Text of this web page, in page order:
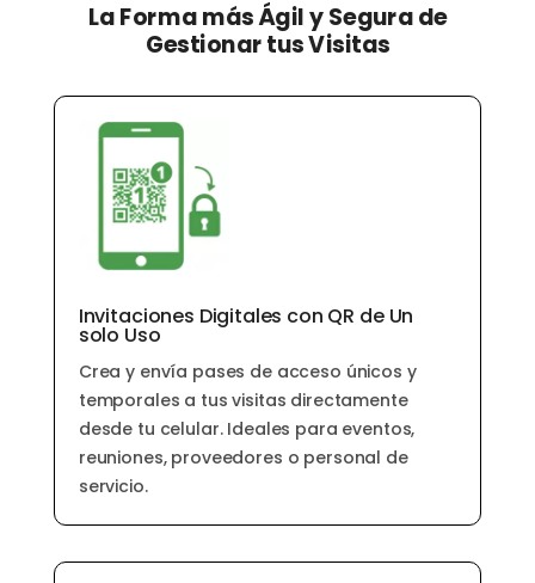
La Forma más Ágil y Segura de
Gestionar tus Visitas
Invitaciones Digitales con QR de Un
solo Uso
Crea y envía pases de acceso únicos y
temporales a tus visitas directamente
desde tu celular. Ideales para eventos,
reuniones, proveedores o personal de
servicio.